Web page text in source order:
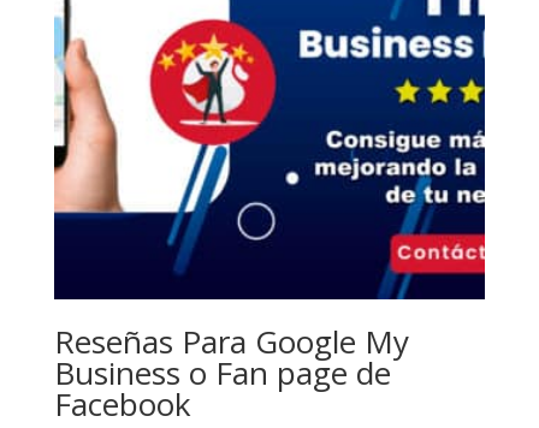
Reseñas Para Google My
Business o Fan page de
Facebook